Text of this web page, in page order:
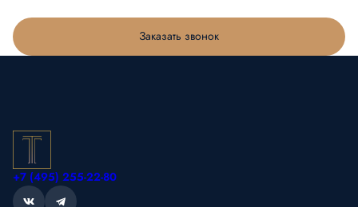
Заказать звонок
+7 (495) 255-22-80